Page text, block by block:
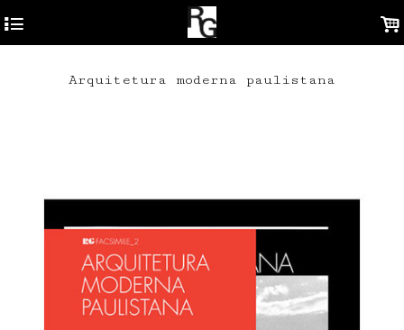
4 .
Arquitetura moderna paulistana